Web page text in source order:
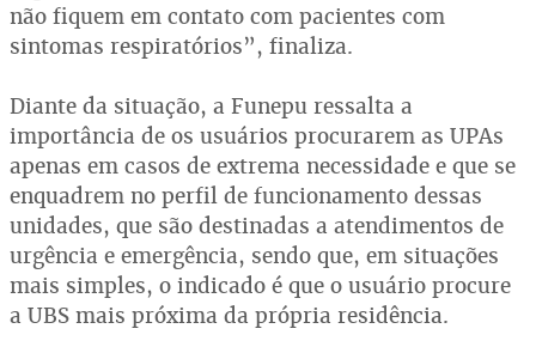
não fiquem em contato com pacientes com
sintomas respiratórios”, finaliza.
Diante da situação, a Funepu ressalta a
importância de os usuários procurarem as UPAs
apenas em casos de extrema necessidade e que se
enquadrem no perfil de funcionamento dessas
unidades, que são destinadas a atendimentos de
urgência e emergência, sendo que, em situações
mais simples, o indicado é que o usuário procure
a UBS mais próxima da própria residência.